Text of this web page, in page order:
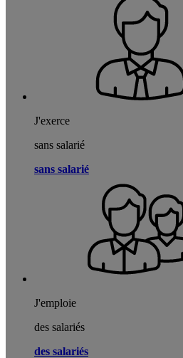
J'exerce
sans salarié
sans salarié
J'emploie
des salariés
des salariés